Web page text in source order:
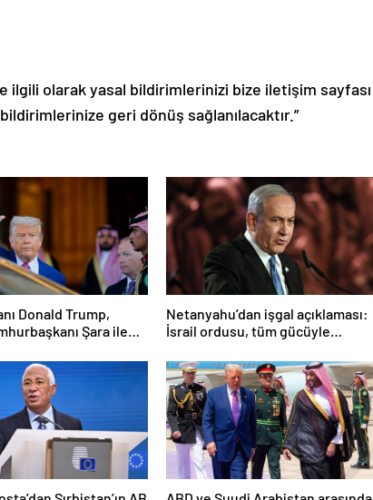
ilgili olarak yasal bildirimlerinizi bize iletişim sayfası
geri dönüş sağlanılacaktır.”
Donald Trump,
Şara ile
Netanyahu’dan işgal açıklaması:
İsrail ordusu, tüm gücüyle